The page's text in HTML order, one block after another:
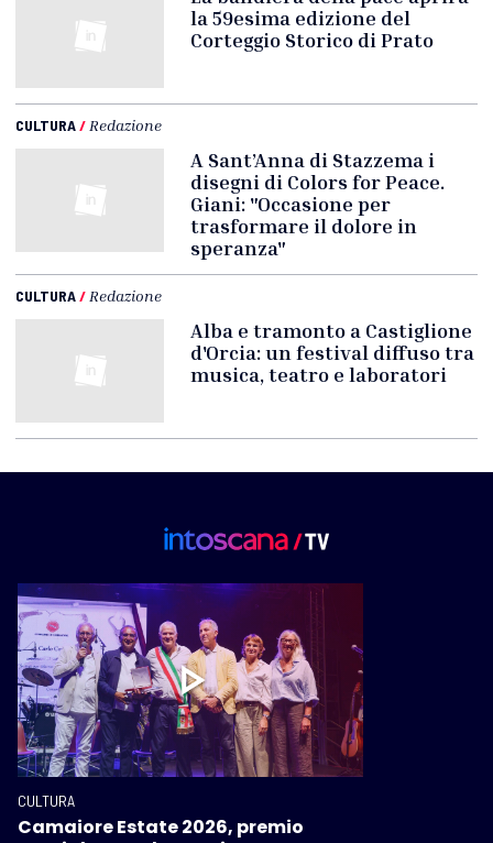
la 59esima edizione del
Corteggio Storico di Prato
CULTURA/ Redazione
A Sant’Anna di Stazzema i
disegni di Colors for Peace.
Giani: "Occasione per
trasformare il dolore in
speranza"
CULTURA/ Redazione
Alba e tramonto a Castiglione
d'Orcia: un festival diffuso tra
musica, teatro e laboratori
CULTURA
Camaiore Estate 2026, premio